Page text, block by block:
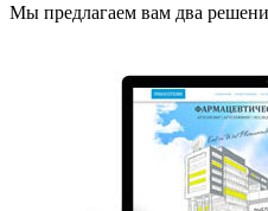
Мы предлагаем вам два